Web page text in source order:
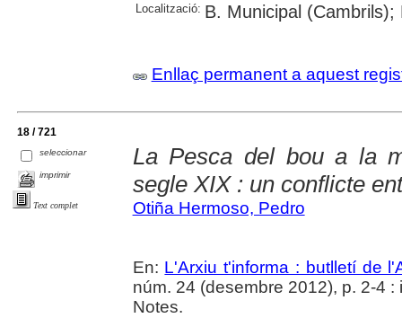
Localització: B. Municipal
Enllaç permanent a aquest
18 / 721
seleccionar
imprimir
Text complet
La Pesca del bou a la
segle XIX : un conflicte
Otiña Hermoso, Pedro
En: L'Arxiu t'informa : butlletí de
núm. 24 (desembre 2012), p. 2-4 :
Notes.